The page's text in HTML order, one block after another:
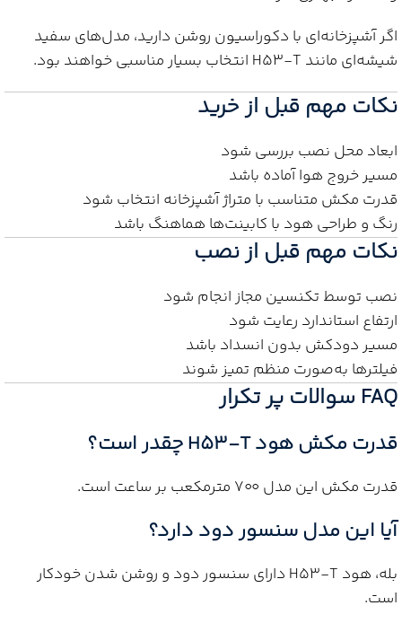
اگر آشپزخانه‌ای با دکوراسیون روشن دارید، مدل‌های سفید
شیشه‌ای مانند H53-T انتخاب بسیار مناسبی خواهند بود.
نکات مهم قبل از خرید
ابعاد محل نصب بررسی شود
مسیر خروج هوا آماده باشد
قدرت مکش متناسب با متراژ آشپزخانه انتخاب شود
رنگ و طراحی هود با کابینت‌ها هماهنگ باشد
نکات مهم قبل از نصب
نصب توسط تکنسین مجاز انجام شود
ارتفاع استاندارد رعایت شود
مسیر دودکش بدون انسداد باشد
فیلترها به‌صورت منظم تمیز شوند
FAQ سوالات پر تکرار
قدرت مکش هود H53-T چقدر است؟
قدرت مکش این مدل ۷۰۰ مترمکعب بر ساعت است.
آیا این مدل سنسور دود دارد؟
بله، هود H53-T دارای سنسور دود و روشن شدن خودکار
است.